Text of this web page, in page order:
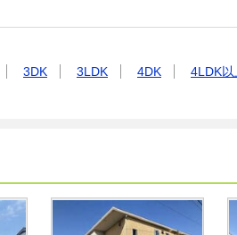
3DK 3LDK 4DK
4LDK以